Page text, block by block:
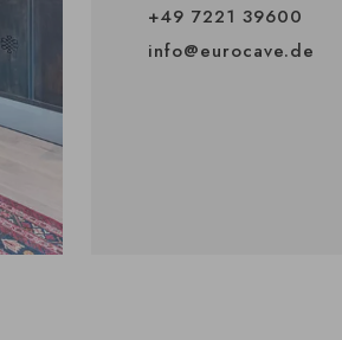
+49 7221 39600
info@eurocave.de